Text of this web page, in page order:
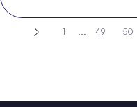
1 ... 49 50